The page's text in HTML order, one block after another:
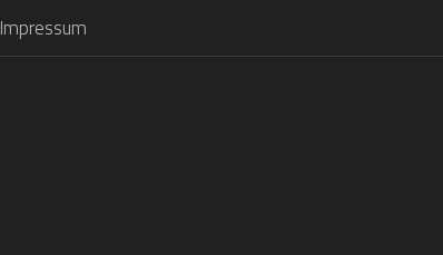
Impressum